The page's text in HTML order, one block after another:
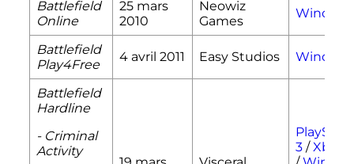
Battlefield
Online
25 mars
2010
Neowiz
Games
Battlefield
Play4Free
4 avril 2011 Easy Studios
Battlefield
Hardline
- Criminal
Activity
3/Xbox